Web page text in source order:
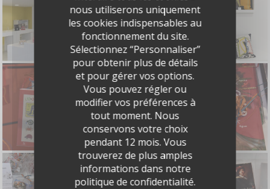
nous utiliserons uniquement
les cookies indispensables au
fonctionnement du site.
Sélectionnez “Personnaliser”
pour obtenir plus de détails
et pour gérer vos options.
Vous pouvez régler ou
modifier vos préférences à
tout moment. Nous
conservons votre choix
pendant 12 mois. Vous
trouverez de plus amples
informations dans notre
politique de confidentialité.